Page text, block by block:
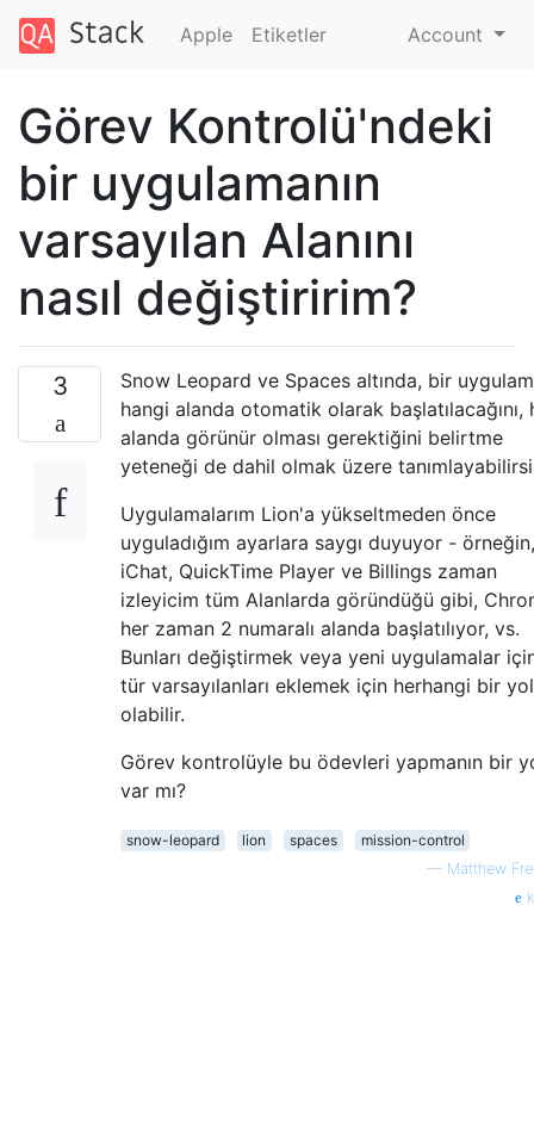
Apple Etiketler Account
Görev Kontrolü'ndeki
bir uygulamanın
varsayılan Alanını
nasıl değiştiririm?
3
Snow Leopard ve Spaces altında, bir
hangi alanda otomatik olarak başlatılacağını,
alanda görünür olması gerektiğini belirtme
yeteneği de dahil olmak üzere
Uygulamalarım Lion'a yükseltmeden önce
uyguladığım ayarlara saygı duyuyor - örneğin,
iChat, QuickTime Player ve Billings zaman
izleyicim tüm Alanlarda göründüğü gibi,
her zaman 2 numaralı alanda başlatılıyor, vs.
Bunları değiştirmek veya yeni uygulamalar
tür varsayılanları eklemek için herhangi bir yol
olabilir.
Görev kontrolüyle bu ödevleri yapmanın bir
var mı?
snow-leopard lion spaces
mission-control
— Matthew